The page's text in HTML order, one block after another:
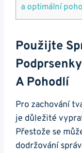
a optimální
Použijte
A Pohodlí
Pro zachování
je důležité
Přestože se
dodržování